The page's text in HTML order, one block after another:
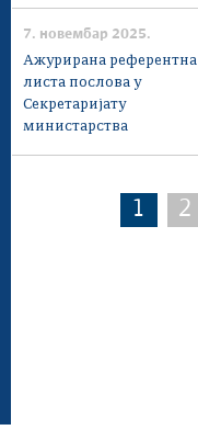
7. новембар 2025.
Ажурирана референтна
листа послова у
Секретаријату
министарства
1 2